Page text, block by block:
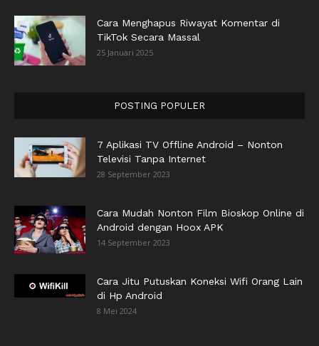
Cara Menghapus Riwayat Komentar di
TikTok Secara Massal
25 Januari 2025
POSTING POPULER
7 Aplikasi TV Offline Android – Nonton
Televisi Tanpa Internet
28 September 2023
Cara Mudah Nonton Film Bioskop Online di
Android dengan Hoox APK
14 September 2023
Cara Jitu Putuskan Koneksi Wifi Orang Lain
di Hp Android
8 Mei 2024